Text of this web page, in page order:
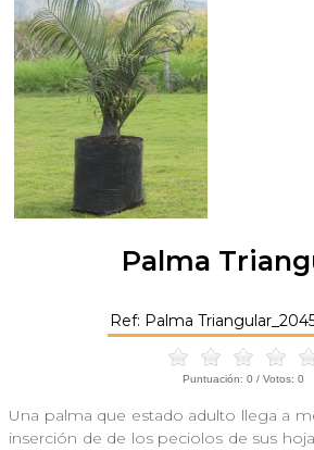
Palma
Ref: Palma
Puntuación: 0 / Votos: 0
Una palma que estado adulto llega a
inserción de de los peciolos de sus